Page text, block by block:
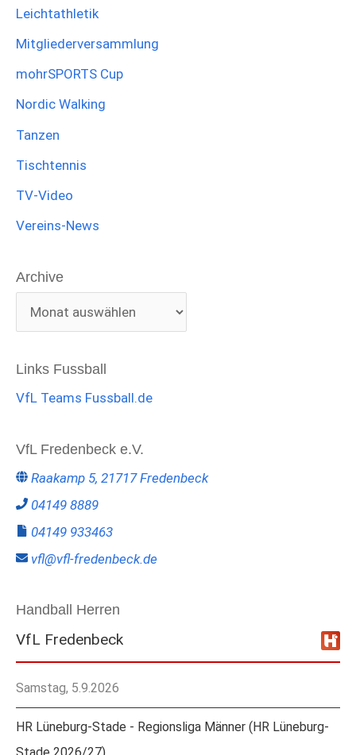
Leichtathletik
Mitgliederversammlung
mohrSPORTS Cup
Nordic Walking
Tanzen
Tischtennis
TV-Video
Vereins-News
Archive
Links Fussball
VfL Teams Fussball.de
VfL Fredenbeck e.V.
Raakamp 5, 21717 Fredenbeck
04149 8889
04149 933463
vfl@vfl-fredenbeck.de
Handball Herren
VfL Fredenbeck
Samstag, 5.9.2026
HR Lüneburg-Stade - Regionsliga Männer (HR Lüneburg-